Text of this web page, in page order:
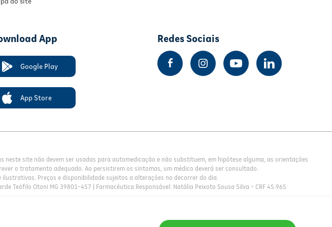
App
Google Play
App Store
Redes Sociais
site não devem ser usadas para automedicação e não substituem, em hipótese alguma, as orientações
o tratamento adequado. Ao persistirem os sintomas, um médico deverá ser consultado.
Preços e disponibilidade sujeitos a alterações no decorrer do dia.
Teófilo Otoni MG 39801-457 | Farmacêutica Responsável: Natália Peixoto Sousa Silva - CRF 45.965